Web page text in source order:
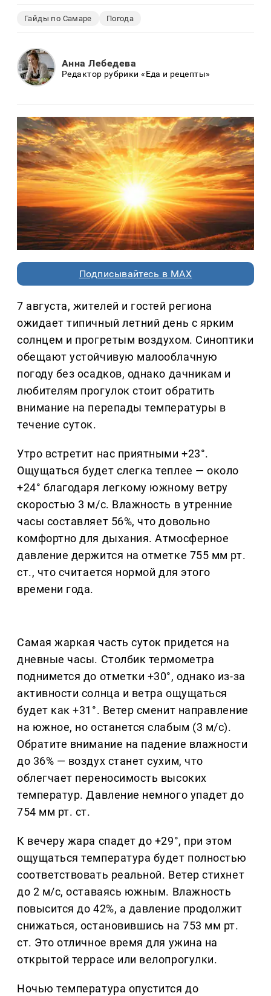
Гайды по Самаре Погода
Анна Лебедева
Редактор рубрики «Еда и рецепты»
Подписывайтесь в MAX
7 августа, жителей и гостей региона
ожидает типичный летний день с ярким
солнцем и прогретым воздухом. Синоптики
обещают устойчивую малооблачную
погоду без осадков, однако дачникам и
любителям прогулок стоит обратить
внимание на перепады температуры в
течение суток.
Утро встретит нас приятными +23°.
Ощущаться будет слегка теплее — около
+24° благодаря легкому южному ветру
скоростью 3 м/с. Влажность в утренние
часы составляет 56%, что довольно
комфортно для дыхания. Атмосферное
давление держится на отметке 755 мм рт.
ст., что считается нормой для этого
времени года.
Самая жаркая часть суток придется на
дневные часы. Столбик термометра
поднимется до отметки +30°, однако из-за
активности солнца и ветра ощущаться
будет как +31°. Ветер сменит направление
на южное, но останется слабым (3 м/с).
Обратите внимание на падение влажности
до 36% — воздух станет сухим, что
облегчает переносимость высоких
температур. Давление немного упадет до
754 мм рт. ст.
К вечеру жара спадет до +29°, при этом
ощущаться температура будет полностью
соответствовать реальной. Ветер стихнет
до 2 м/с, оставаясь южным. Влажность
повысится до 42%, а давление продолжит
снижаться, остановившись на 753 мм рт.
ст. Это отличное время для ужина на
открытой террасе или велопрогулки.
Ночью температура опустится до